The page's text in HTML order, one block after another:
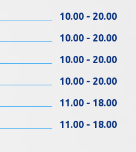
10.00 - 20.00
10.00 - 20.00
10.00 - 20.00
10.00 - 20.00
11.00 - 18.00
11.00 - 18.00